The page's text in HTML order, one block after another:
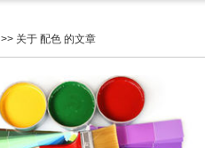
>> 关于 配色 的文章